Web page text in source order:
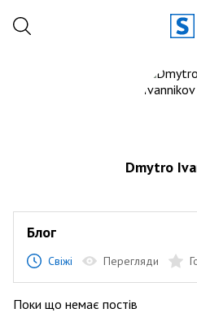
Dmytro
Блог
Свіжі Перегляди
Поки що немає постів